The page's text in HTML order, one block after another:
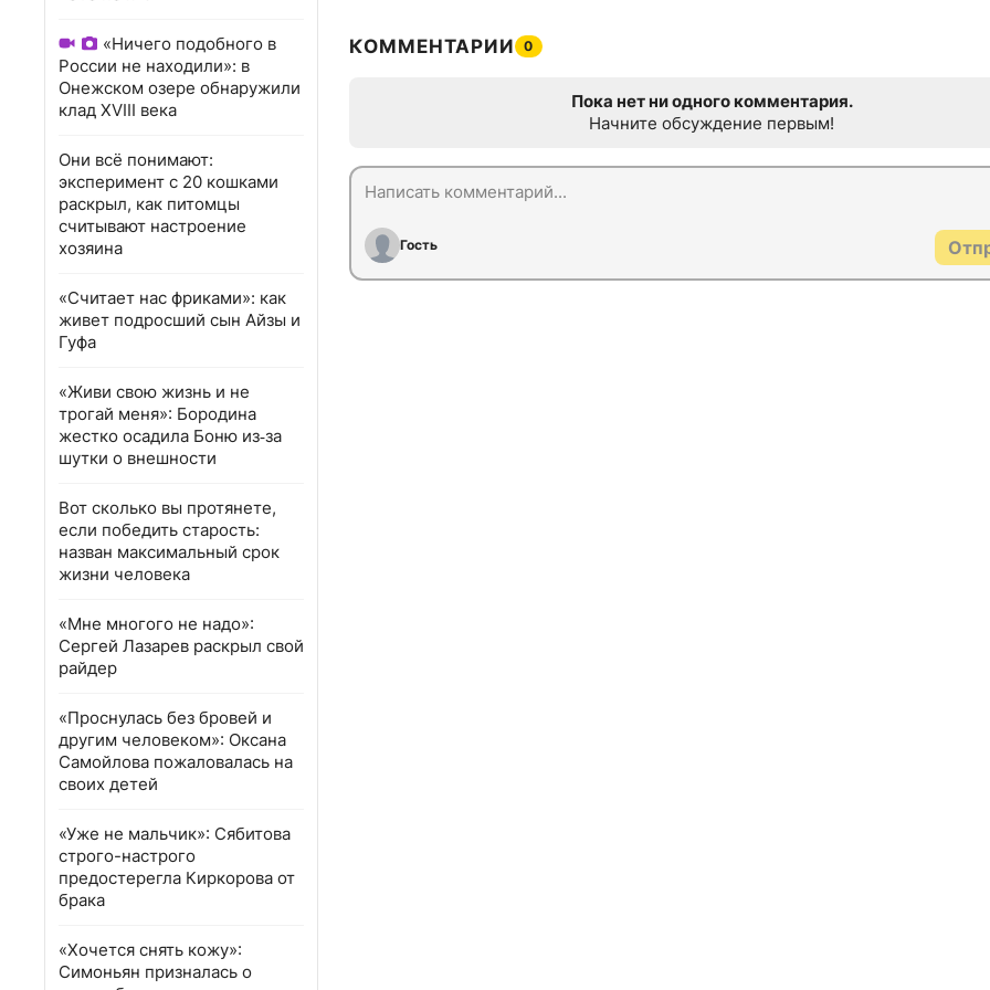
«Ничего подобного в
России не находили»: в
Онежском озере обнаружили
клад XVIII века
Они всё понимают:
эксперимент с 20 кошками
раскрыл, как питомцы
считывают настроение
хозяина
«Считает нас фриками»: как
живет подросший сын Айзы и
Гуфа
«Живи свою жизнь и не
трогай меня»: Бородина
жестко осадила Боню из‑за
шутки о внешности
Вот сколько вы протянете,
если победить старость:
назван максимальный срок
жизни человека
«Мне многого не надо»:
Сергей Лазарев раскрыл свой
райдер
«Проснулась без бровей и
другим человеком»: Оксана
Самойлова пожаловалась на
своих детей
«Уже не мальчик»: Сябитова
строго-настрого
предостерегла Киркорова от
брака
«Хочется снять кожу»:
Симоньян призналась о
КОММЕНТАРИИ 0
Пока нет ни одного комментария.
Начните обсуждение первым!
Гость